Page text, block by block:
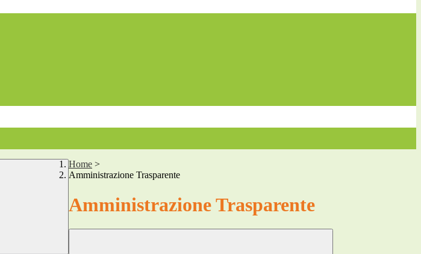
Home >
Amministrazione Trasparente
Amministrazione Trasparente